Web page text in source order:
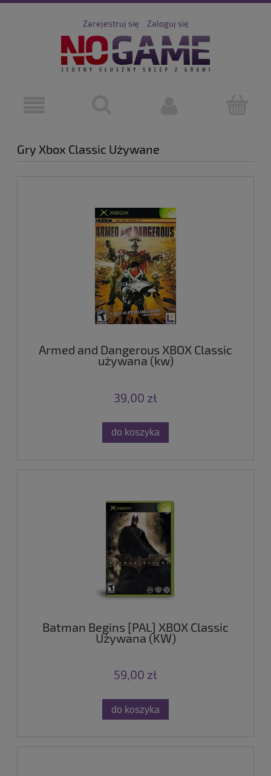
Zarejestruj się Zaloguj się
Gry Xbox Classic Używane
Armed and Dangerous XBOX Classic
używana (kw)
39,00 zł
do koszyka
Batman Begins [PAL] XBOX Classic
Używana (KW)
59,00 zł
do koszyka